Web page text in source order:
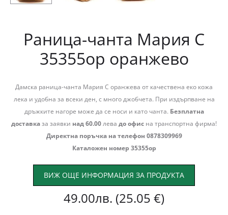
Раница-чанта Мария С
35355ор оранжево
Дамска раница-чанта Мария С оранжева от качествена еко кожа
лека и удобна за всеки ден, с много джобчета. При издърпване на
дръжките нагоре може да се носи и като чанта. Безплатна
доставказа заявки над 60.00лева до офис на транспортна фирма!
Директна поръчка на телефон 0878309969
Каталожен номер 35355ор
ВИЖ ОЩЕ ИНФОРМАЦИЯ ЗА ПРОДУКТА
49.00лв. (25.05 €)